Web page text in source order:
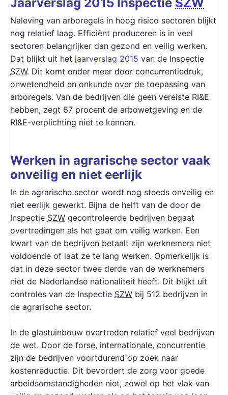
Naleving van arboregels in hoog risico sectoren blijkt
nog relatief laag. Efficiënt produceren is in veel
sectoren belangrijker dan gezond en veilig werken.
Dat blijkt uit het jaarverslag 2015 van de Inspectie
SZW. Dit komt onder meer door concurrentiedruk,
onwetendheid en onkunde over de toepassing van
arboregels. Van de bedrijven die geen vereiste RI&E
hebben, zegt 67 procent de arbowetgeving en de
RI&E-verplichting niet te kennen.
Werken in agrarische sector vaak
onveilig en niet eerlijk
In de agrarische sector wordt nog steeds onveilig en
niet eerlijk gewerkt. Bijna de helft van de door de
Inspectie SZW gecontroleerde bedrijven begaat
overtredingen als het gaat om veilig werken. Een
kwart van de bedrijven betaalt zijn werknemers niet
voldoende of laat ze te lang werken. Opmerkelijk is
dat in deze sector twee derde van de werknemers
niet de Nederlandse nationaliteit heeft. Dit blijkt uit
controles van de Inspectie SZW bij 512 bedrijven in
de agrarische sector.
In de glastuinbouw overtreden relatief veel bedrijven
de wet. Door de forse, internationale, concurrentie
zijn de bedrijven voortdurend op zoek naar
kostenreductie. Dit bevordert de zorg voor goede
arbeidsomstandigheden niet, zowel op het vlak van